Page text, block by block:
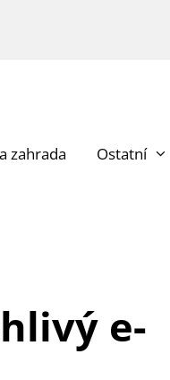
zahrada Ostatní
e-